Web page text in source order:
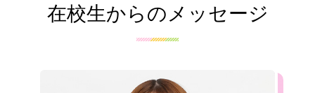
在校生からのメッセージ